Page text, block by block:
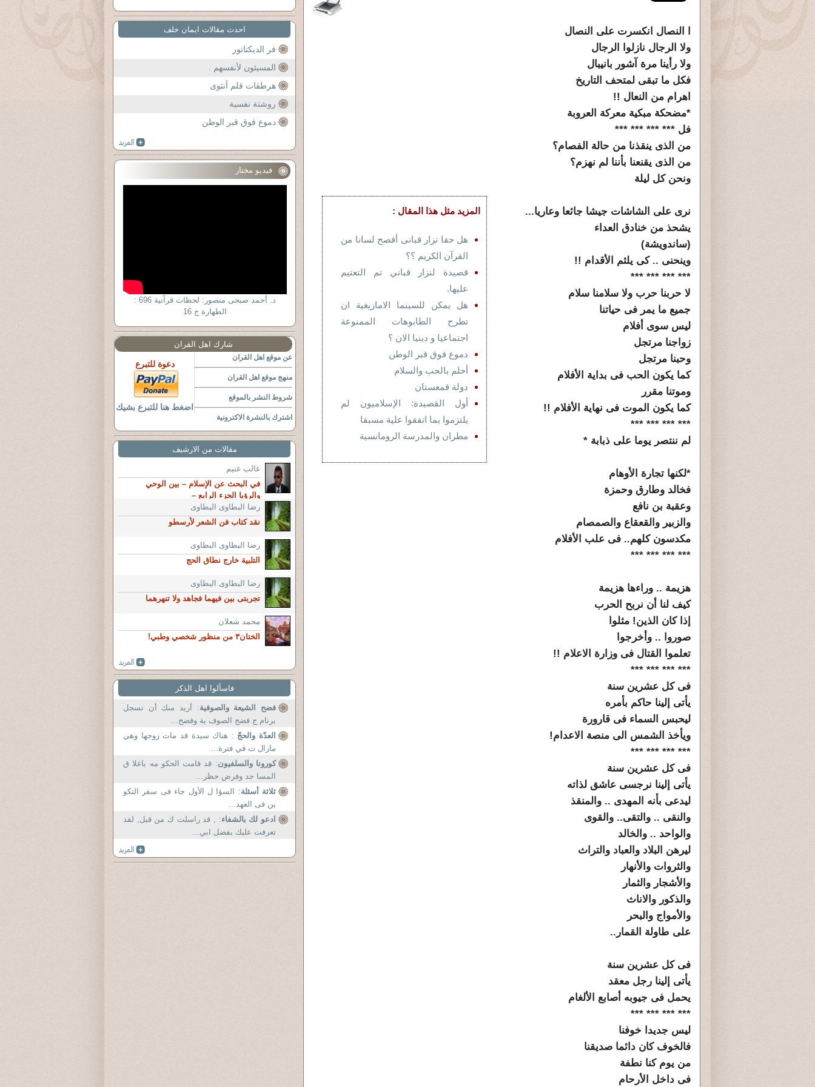
ا النصال انكسرت على النصال
ولا الرجال نازلوا الرجال
ولا رأينا مرة آشور بانيبال
فكل ما تبقى لمتحف التاريخ
اهرام من النعال !!
*مضحكة مبكية معركة العروبة
فل *** *** *** ***
من الذى ينقذنا من حالة الفصام؟
من الذى يقنعنا بأننا لم نهزم؟
ونحن كل ليلة
المزيد مثل هذا المقال :
هل حقا نزار قبانى أفصح لسانا من
القرآن الكريم ؟؟
قصيدة لنزار قباني تم التعتيم
عليها.
هل يمكن للسينما الامازيغية ان
تطرح الطابوهات الممنوعة
اجتماعيا و دينيا الان ؟
دموع فوق قبر الوطن
أحلم بالحب والسلام
دولة قمعستان
أول القصيدة: الإسلاميون لم
يلتزموا بما اتفقوا علية مسبقا
مطران والمدرسة الرومانسية
نرى على الشاشات جيشا جائعا وعاريا...
يشحذ من خنادق العداء
(ساندويشة)
وينحنى .. كى يلثم الأقدام !!
*** *** *** ***
لا حربنا حرب ولا سلامنا سلام
جميع ما يمر فى حياتنا
ليس سوى أفلام
زواجنا مرتجل
وحبنا مرتجل
كما يكون الحب فى بداية الأفلام
وموتنا مقرر
كما يكون الموت فى نهاية الأفلام !!
*** *** *** ***
لم ننتصر يوما على ذبابة *
*لكنها تجارة الأوهام
فخالد وطارق وحمزة
وعقبة بن نافع
والزبير والقعقاع والصمصام
مكدسون كلهم.. فى علب الأفلام
*** *** *** ***
هزيمة .. وراءها هزيمة
كيف لنا أن نربح الحرب
إذا كان الذين! مثلوا
صوروا .. وأخرجوا
تعلموا القتال فى وزارة الاعلام !!
*** *** *** ***
فى كل عشرين سنة
يأتى إلينا حاكم بأمره
ليحبس السماء فى قارورة
ويأخذ الشمس الى منصة الاعدام!
*** *** *** ***
فى كل عشرين سنة
يأتى إلينا نرجسى عاشق لذاته
ليدعى بأنه المهدى .. والمنقذ
والنقى .. والتقى.. والقوى
والواحد .. والخالد
ليرهن البلاد والعباد والتراث
والثروات والأنهار
والأشجار والثمار
والذكور والاناث
والأمواج والبحر
على طاولة القمار..
فى كل عشرين سنة
يأتى إلينا رجل معقد
يحمل فى جيوبه أصابع الألغام
*** *** *** ***
ليس جديدا خوفنا
فالخوف كان دائما صديقنا
من يوم كنا نطفة
فى داخل الأرحام
احدث مقالات ايمان خلف
فر الديكتاتور
المسيئون لأنفسهم .
هرطقات قلم أنثوى
روشتة نفسية
دموع فوق قبر الوطن
فيديو مختار
د. أحمد صبحى منصور: لحظات قرآنية 696 :
الطهارة ج 16
شارك اهل القران
عن موقع اهل القران
منهج موقع اهل القران
شروط النشر بالموقع
اشترك بالنشرة الاكترونية
دعوة للتبرع
اضغط هنا للتبرع بشيك
مقالات من الارشيف
غالب غنيم
في البحث عن الإسلام – بين الوحي
والرؤيا الجزء الرابع –
رضا البطاوى البطاوى
نقد كتاب فن الشعر لأرسطو
رضا البطاوى البطاوى
التلبية خارج نطاق الحج
رضا البطاوى البطاوى
تجربتى بين فيهما فجاهد ولا تنهرهما
محمد شعلان
الختان٣ من منظور شخصي وطبي!
فاسألوا اهل الذكر
فضح الشيعة والصوفية: أريد منك أن تسجل
برنام ج فضح الصوف ية وفضح...
العدّة والحجّ : هناك سيدة قد مات زوجها وهي
مازال ت في فترة...
كورونا والسلفيون: قد قامت الحكو مه باغلا ق
المسا جد وفرض حظر...
ثلاثة أسئلة: السؤا ل الأول جاء فى سفر التكو
ين فى العهد...
ادعو لك بالشفاء: , قد راسلت ك من قبل, لقد
تعرفت عليك بفضل ابي...